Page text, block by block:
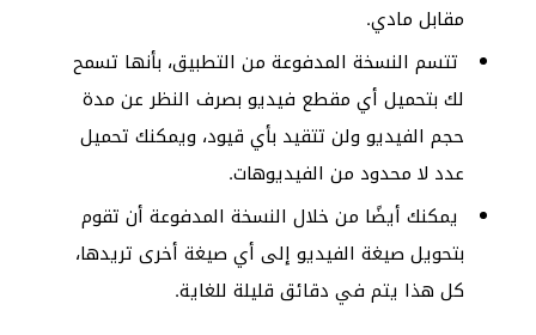
مقابل مادي.
تتسم النسخة المدفوعة من التطبيق، بأنها تسمح
لك بتحميل أي مقطع فيديو بصرف النظر عن مدة
حجم الفيديو ولن تتقيد بأي قيود، ويمكنك تحميل
عدد لا محدود من الفيديوهات.
يمكنك أيضًا من خلال النسخة المدفوعة أن تقوم
بتحويل صيغة الفيديو إلى أي صيغة أخرى تريدها،
كل هذا يتم في دقائق قليلة للغاية.